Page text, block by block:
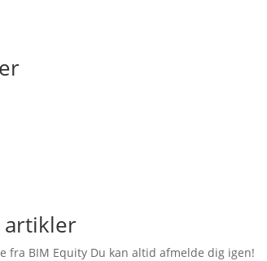
artikler
fra BIM Equity Du kan altid afmelde dig igen!